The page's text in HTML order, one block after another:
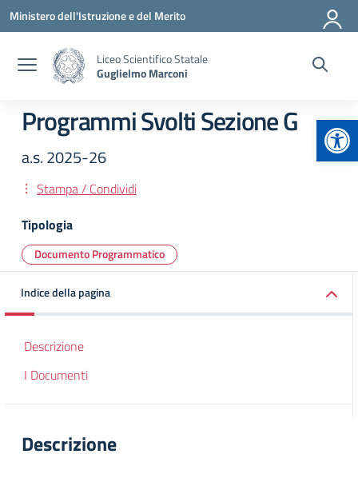
Vai ai contenuti
Vai al menu di navigazione
Vai al footer
Ministero dell'Istruzione e del Merito
Liceo Scientifico Statale
Guglielmo Marconi
Programmi Svolti Sezione G
a.s. 2025-26
Stampa / Condividi
Tipologia
Documento Programmatico
Indice della pagina
Descrizione
I Documenti
Descrizione